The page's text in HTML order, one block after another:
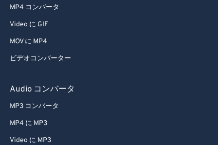
MP4 コンバータ
Video に GIF
MOV に MP4
ビデオコンバーター
Audio コンバータ
MP3 コンバータ
MP4 に MP3
Video に MP3